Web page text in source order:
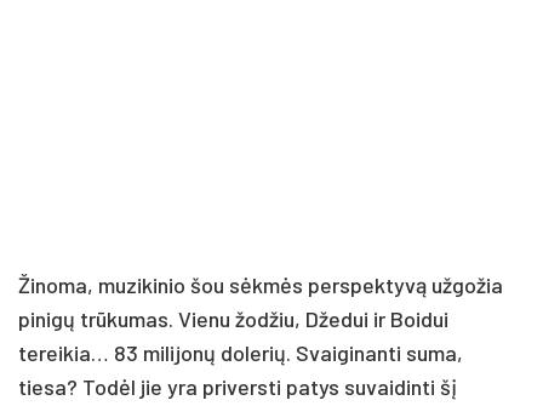
Žinoma, muzikinio šou sėkmės perspektyvą užgožia
pinigų trūkumas. Vienu žodžiu, Džedui ir Boidui
tereikia… 83 milijonų dolerių. Svaiginanti suma,
tiesa? Todėl jie yra priversti patys suvaidinti šį